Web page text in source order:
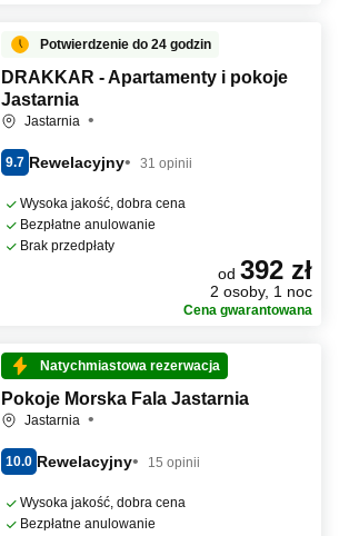
Potwierdzenie do 24 godzin
DRAKKAR - Apartamenty i pokoje
Jastarnia
Jastarnia
9.7 Rewelacyjny 31 opinii
Wysoka jakość, dobra cena
Bezpłatne anulowanie
Brak przedpłaty
od 392 zł
2 osoby, 1 noc
Cena gwarantowana
Natychmiastowa rezerwacja
Pokoje Morska Fala Jastarnia
Jastarnia
10.0 Rewelacyjny 15 opinii
Wysoka jakość, dobra cena
Bezpłatne anulowanie